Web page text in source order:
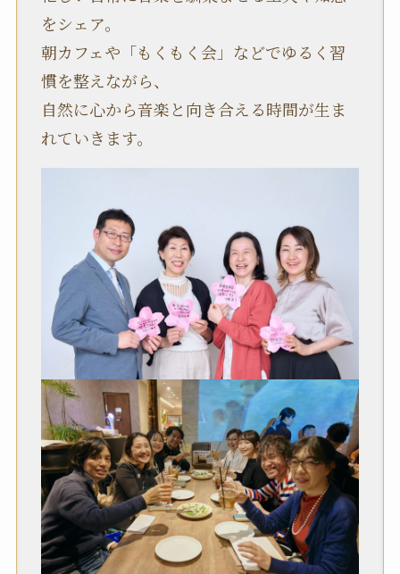
をシェア。
朝カフェや「もくもく会」などでゆるく習
慣を整えながら、
自然に心から音楽と向き合える時間が生ま
れていきます。